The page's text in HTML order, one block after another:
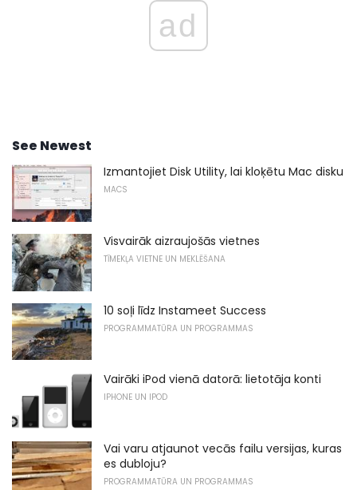
ad
See Newest
Izmantojiet Disk Utility, lai kloķētu Mac disku
MACS
Visvairāk aizraujošās vietnes
TĪMEKĻA VIETNE UN MEKLĒŠANA
10 soļi līdz Instameet Success
PROGRAMMATŪRA UN PROGRAMMAS
Vairāki iPod vienā datorā: lietotāja konti
IPHONE UN IPOD
Vai varu atjaunot vecās failu versijas, kuras
es dubloju?
PROGRAMMATŪRA UN PROGRAMMAS